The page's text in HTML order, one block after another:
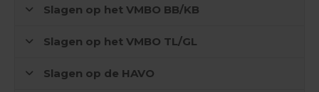
e
s
Slagen op het VMBO BB/KB
Slagen op het VMBO TL/GL
Slagen op de HAVO